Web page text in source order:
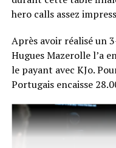
La réaction du
bonhomme de chemin
français… En plus de
longtemps de sa
hero calls assez
Après avoir réalisé un
Hugues Mazerolle l’a
le payant avec KJo.
Portugais encaisse